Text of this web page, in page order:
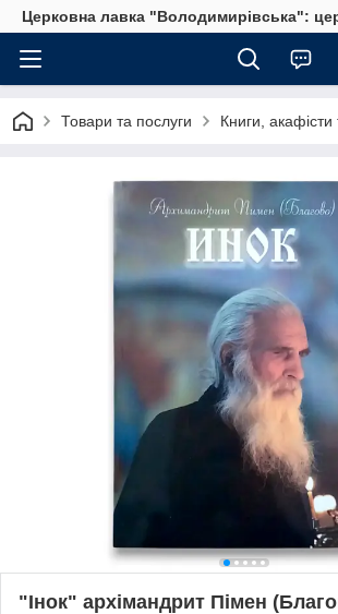
Церковна лавка "Володимирівська":
Товари та послуги Книги, акафісти
"Інок" архімандрит Пімен